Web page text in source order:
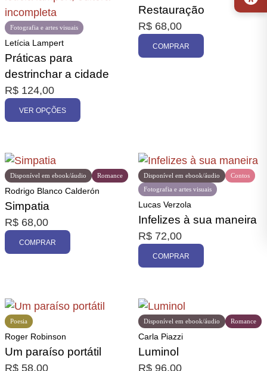
Fotografia e artes visuais
Letícia Lampert
Práticas para
destrinchar a cidade
R$ 124,00
VER OPÇÕES
Restauração
R$ 68,00
COMPRAR
Disponível em ebook/áudio Romance
Rodrigo Blanco Calderón
Simpatia
R$ 68,00
COMPRAR
Contos
Disponível em ebook/áudio
Fotografia e artes visuais
Lucas Verzola
Infelizes à sua maneira
R$ 72,00
COMPRAR
Poesia
Roger Robinson
Um paraíso portátil
R$ 58,00
Disponível em ebook/áudio Romance
Carla Piazzi
Luminol
R$ 96,00